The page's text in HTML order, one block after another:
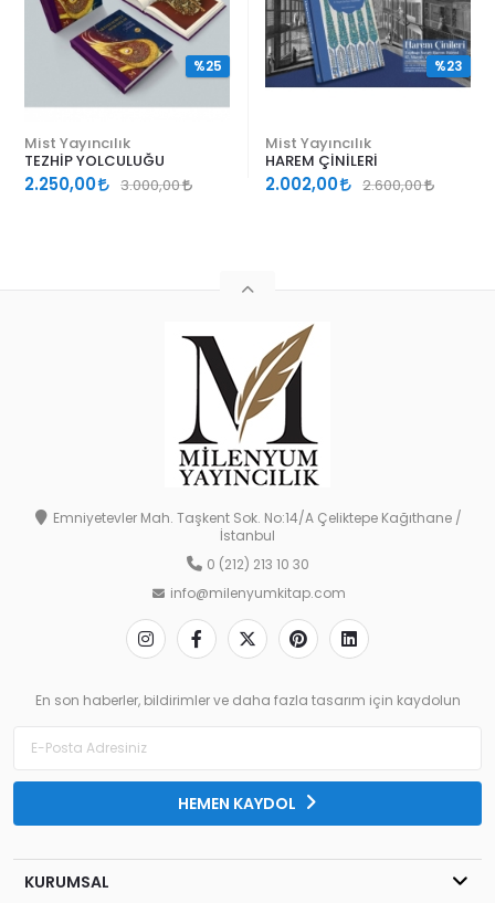
Mist Yayıncılık
TEZHİP YOLCULUĞU
2.250,00 3.000,00
%25
Mist Yayıncılık
HAREM ÇİNİLERİ
2.002,00 2.600,00
%23
Emniyetevler Mah. Taşkent Sok. No:14/A Çeliktepe Kağıthane /
İstanbul
0 (212) 213 10 30
info@milenyumkitap.com
En son haberler, bildirimler ve daha fazla tasarım için kaydolun
HEMEN KAYDOL
KURUMSAL